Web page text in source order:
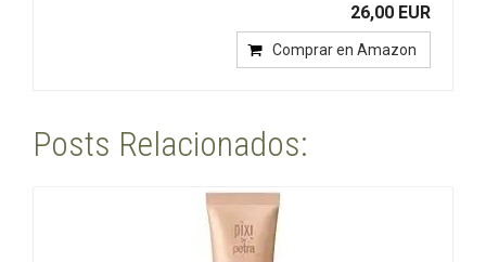
26,00 EUR
Comprar en Amazon
Posts Relacionados: